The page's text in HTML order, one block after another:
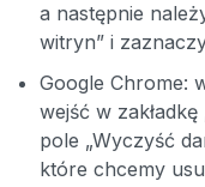
a następnie
witryn” i
Google Chrome:
wejść w
pole „Wyczyść
które chcemy